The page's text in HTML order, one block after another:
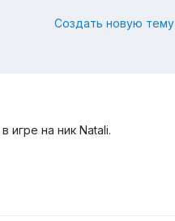
Создать новую тему
игре на ник Natali.